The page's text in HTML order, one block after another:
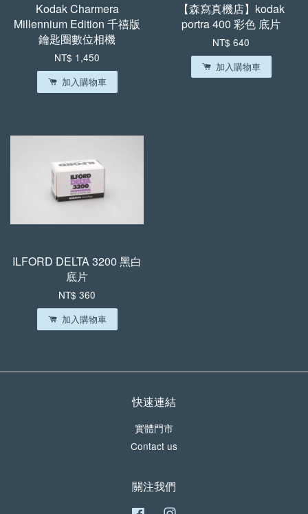
Kodak Charmera
Millennium Edition 千禧版
鑰匙圈數位相機
NT$ 1,450
加入購物車
【森寫真機店】kodak
portra 400 彩色 底片
NT$ 640
加入購物車
ILFORD DELTA 3200 黑白
底片
NT$ 360
加入購物車
快速連結
實體門市
Contact us
關注我們